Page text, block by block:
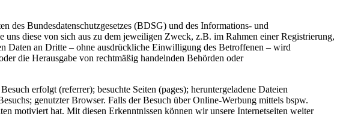
des Bundesdatenschutzgesetzes (BDSG) und des Informations- und
diese von sich aus zu dem jeweiligen Zweck, z.B. im Rahmen einer Registrierung,
Daten an Dritte – ohne ausdrückliche Einwilligung des Betroffenen – wird
die Herausgabe von rechtmäßig handelnden Behörden oder
erfolgt (referrer); besuchte Seiten (pages); heruntergeladene Dateien
genutzter Browser. Falls der Besuch über Online-Werbung mittels bspw.
motiviert hat. Mit diesen Erkenntnissen können wir unsere Internetseiten weiter